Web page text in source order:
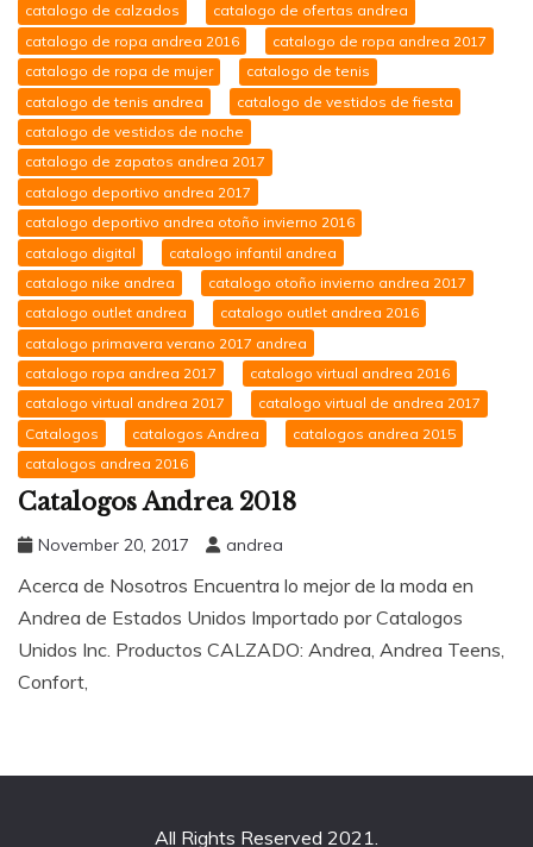
catalogo de calzados
catalogo de ofertas andrea
catalogo de ropa andrea 2016
catalogo de ropa andrea 2017
catalogo de ropa de mujer
catalogo de tenis
catalogo de tenis andrea
catalogo de vestidos de fiesta
catalogo de vestidos de noche
catalogo de zapatos andrea 2017
catalogo deportivo andrea 2017
catalogo deportivo andrea otoño invierno 2016
catalogo digital
catalogo infantil andrea
catalogo nike andrea
catalogo otoño invierno andrea 2017
catalogo outlet andrea
catalogo outlet andrea 2016
catalogo primavera verano 2017 andrea
catalogo ropa andrea 2017
catalogo virtual andrea 2016
catalogo virtual andrea 2017
catalogo virtual de andrea 2017
Catalogos
catalogos Andrea
catalogos andrea 2015
catalogos andrea 2016
Catalogos Andrea 2018
November 20, 2017 andrea
Acerca de Nosotros Encuentra lo mejor de la moda en
Andrea de Estados Unidos Importado por Catalogos
Unidos Inc. Productos CALZADO: Andrea, Andrea Teens,
Confort,
All Rights Reserved 2021.